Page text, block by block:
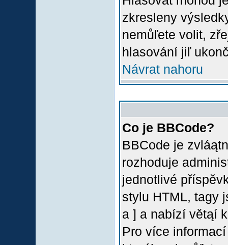
zkresleny
nemůľete volit,
hlasování jiľ
Návrat nahoru
Co je BBCode?
BBCode je
rozhoduje
jednotlivé
stylu HTML, tagy
a ] a nabízí větąí
Pro více